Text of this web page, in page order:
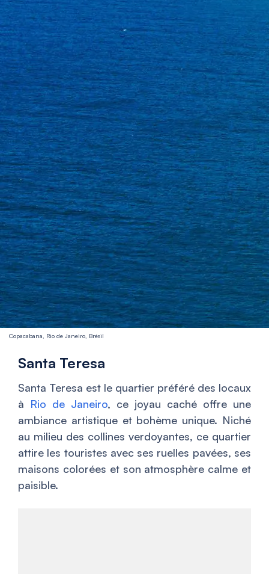
Copacabana, Rio de Janeiro, Brésil
Santa Teresa
Santa Teresa est le quartier préféré des locaux
à Rio de Janeiro, ce joyau caché offre une
ambiance artistique et bohème unique. Niché
au milieu des collines verdoyantes, ce quartier
attire les touristes avec ses ruelles pavées, ses
maisons colorées et son atmosphère calme et
paisible.